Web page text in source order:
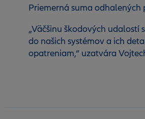
Priemerná suma odhalených
„Väčšinu škodových
do našich systémov a ich
opatreniam,“ uzatvára